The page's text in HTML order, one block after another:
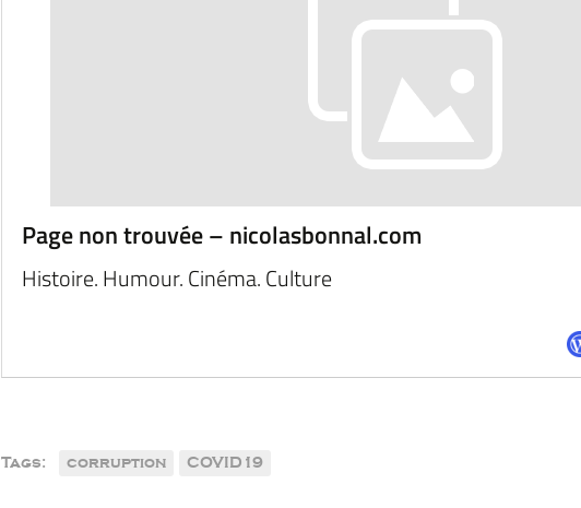
Page non trouvée – nicolasbonnal.com
Histoire. Humour. Cinéma. Culture
Tags: corruption COVID19